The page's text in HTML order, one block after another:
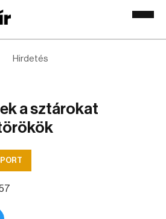
Hirdetés
a sztárokat